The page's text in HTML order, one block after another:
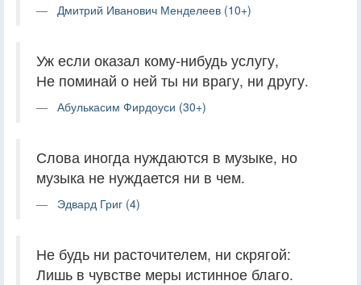
Дмитрий Иванович Менделеев (10+)
Уж если оказал кому-нибудь услугу,
Не поминай о ней ты ни врагу, ни другу.
Абулькасим Фирдоуси (30+)
Слова иногда нуждаются в музыке, но
музыка не нуждается ни в чем.
Эдвард Григ (4)
Не будь ни расточителем, ни скрягой:
Лишь в чувстве меры истинное благо.